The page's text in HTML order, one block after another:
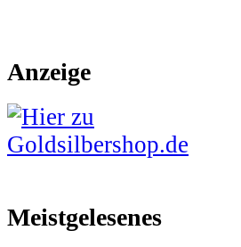
Anzeige
Meistgelesenes